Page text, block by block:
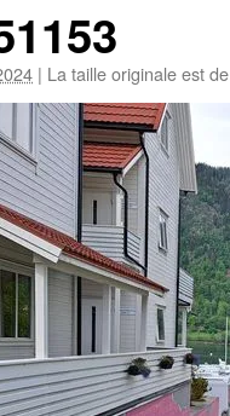
| La taille originale est